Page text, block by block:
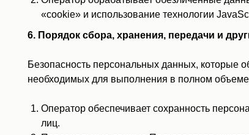
«cookie» и использование технологии
6. Порядок сбора, хранения, передачи и
Безопасность персональных данных, которые
необходимых для выполнения в полном
Оператор обеспечивает сохранность
лиц.